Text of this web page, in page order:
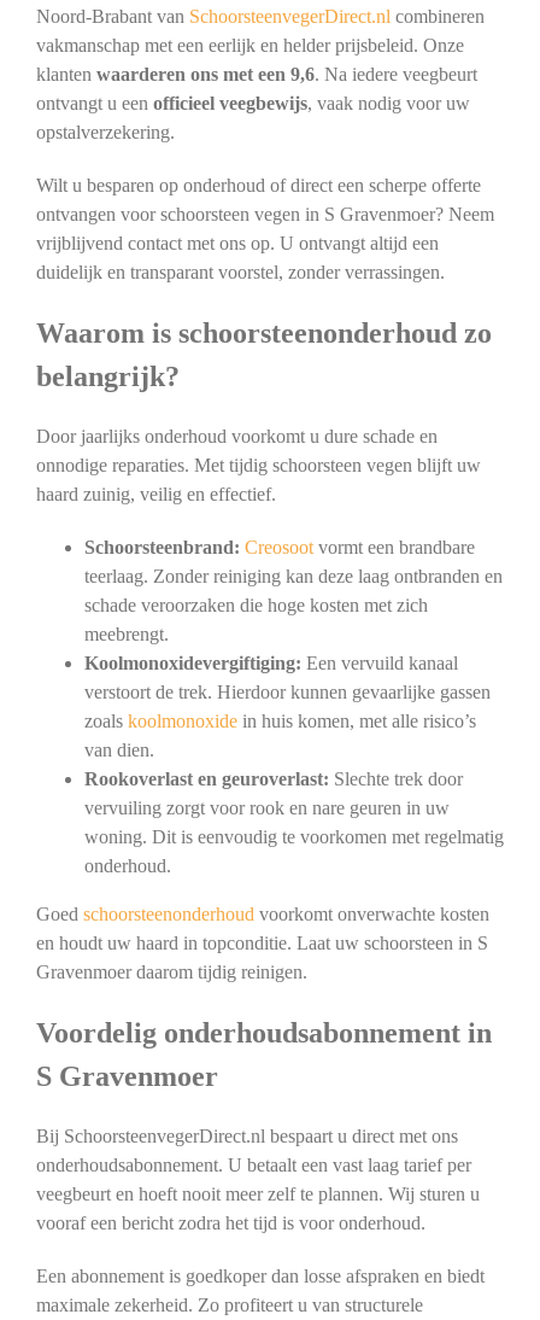
Noord-Brabant van SchoorsteenvegerDirect.nl combineren
vakmanschap met een eerlijk en helder prijsbeleid. Onze
klanten waarderen ons met een 9,6. Na iedere veegbeurt
ontvangt u een officieel veegbewijs, vaak nodig voor uw
opstalverzekering.
Wilt u besparen op onderhoud of direct een scherpe offerte
ontvangen voor schoorsteen vegen in S Gravenmoer? Neem
vrijblijvend contact met ons op. U ontvangt altijd een
duidelijk en transparant voorstel, zonder verrassingen.
Waarom is schoorsteenonderhoud zo
belangrijk?
Door jaarlijks onderhoud voorkomt u dure schade en
onnodige reparaties. Met tijdig schoorsteen vegen blijft uw
haard zuinig, veilig en effectief.
Schoorsteenbrand: Creosootvormt een brandbare
teerlaag. Zonder reiniging kan deze laag ontbranden en
schade veroorzaken die hoge kosten met zich
meebrengt.
Koolmonoxidevergiftiging: Een vervuild kanaal
verstoort de trek. Hierdoor kunnen gevaarlijke gassen
zoals koolmonoxidein huis komen, met alle risico’s
van dien.
Rookoverlast en geuroverlast: Slechte trek door
vervuiling zorgt voor rook en nare geuren in uw
woning. Dit is eenvoudig te voorkomen met regelmatig
onderhoud.
Goed schoorsteenonderhoud voorkomt onverwachte kosten
en houdt uw haard in topconditie. Laat uw schoorsteen in S
Gravenmoer daarom tijdig reinigen.
Voordelig onderhoudsabonnement in
S Gravenmoer
Bij SchoorsteenvegerDirect.nl bespaart u direct met ons
onderhoudsabonnement. U betaalt een vast laag tarief per
veegbeurt en hoeft nooit meer zelf te plannen. Wij sturen u
vooraf een bericht zodra het tijd is voor onderhoud.
Een abonnement is goedkoper dan losse afspraken en biedt
maximale zekerheid. Zo profiteert u van structurele